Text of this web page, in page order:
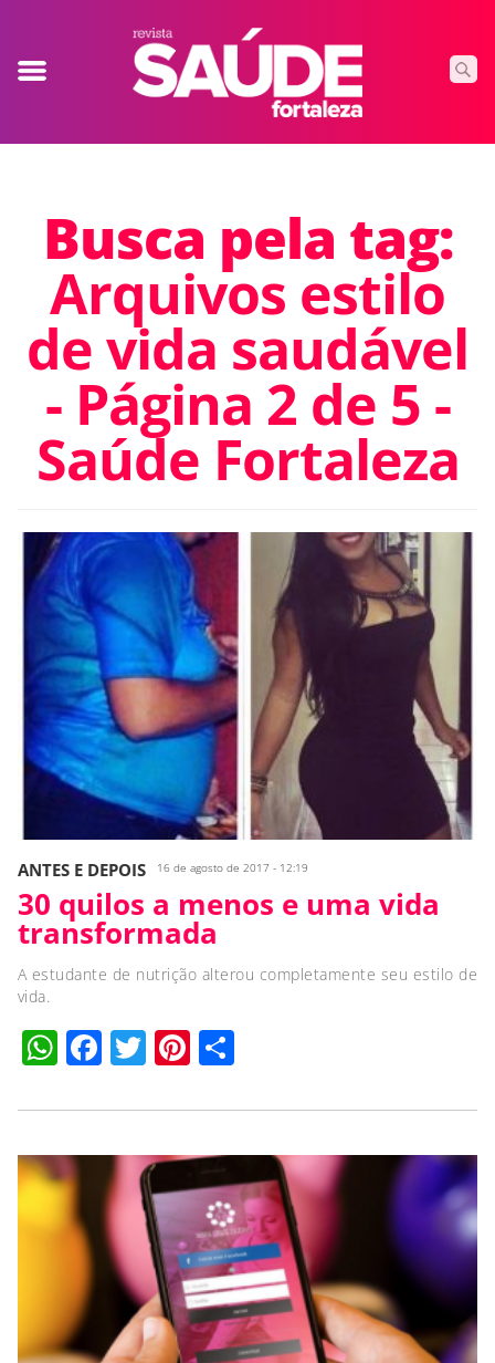
Busca pela tag:
Arquivos estilo
de vida saudável
- Página 2 de 5 -
Saúde Fortaleza
ANTES E DEPOIS 16 de agosto de 2017 - 12:19
30 quilos a menos e uma vida
transformada
A estudante de nutrição alterou completamente seu estilo de
vida.
WhatsApp
Facebook
TwitterPinterest
Compartilhar